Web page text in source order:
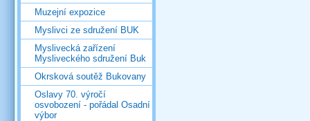
Muzejní expozice
Myslivci ze sdružení BUK
Myslivecká zařízení
Mysliveckého sdružení Buk
Okrsková soutěž Bukovany
Oslavy 70. výročí
osvobození - pořádal Osadní
výbor